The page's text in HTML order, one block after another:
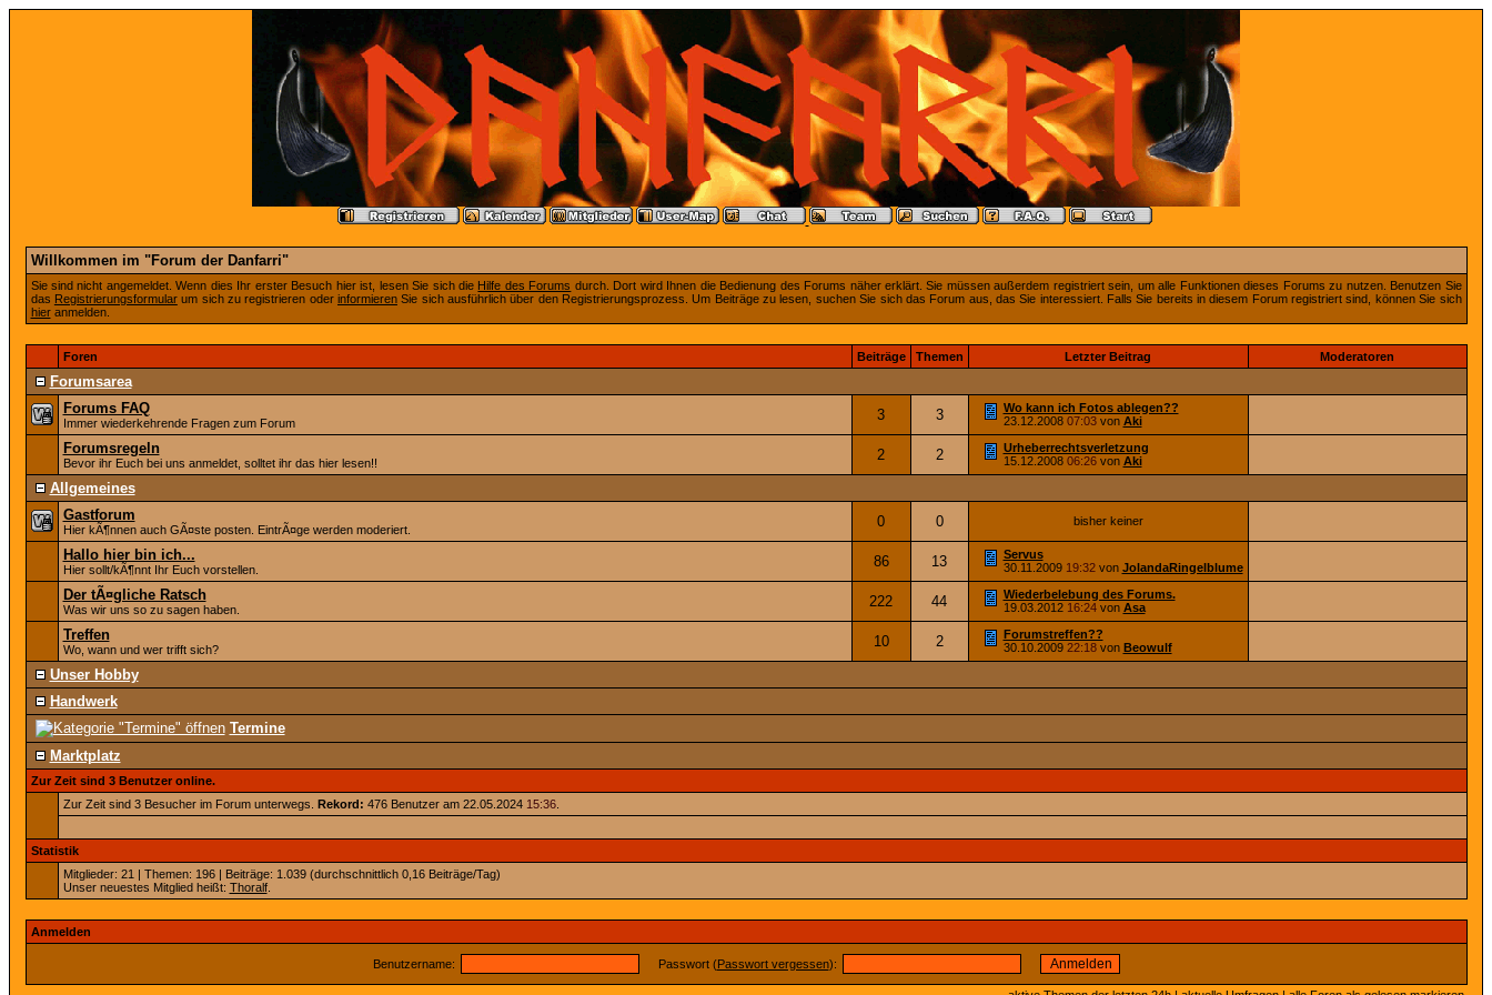
Willkommen im "Forum der Danfarri"
Sie sind nicht angemeldet. Wenn dies Ihr erster Besuch hier ist, lesen Sie sich die Hilfe des Forums durch. Dort wird Ihnen die Bedienung des Forums näher erklärt. Sie müssen außerdem registriert sein, um alle Funktionen dieses Forums zu nutzen. Benutzen Sie
das Registrierungsformularum sich zu registrieren oder informierenSie sich ausführlich über den Registrierungsprozess. Um Beiträge zu lesen, suchen Sie sich das Forum aus, das Sie interessiert. Falls Sie bereits in diesem Forum registriert sind, können Sie sich
hieranmelden.
Foren Beiträge Themen Letzter Beitrag Moderatoren
Forumsarea
Forums FAQ
Immer wiederkehrende Fragen zum Forum 3 3
Wo kann ich Fotos ablegen??
23.12.2008 07:03von Aki
Forumsregeln
Bevor ihr Euch bei uns anmeldet, solltet ihr das hier lesen!! 2 2
Urheberrechtsverletzung
15.12.2008 06:26von Aki
Allgemeines
Gastforum
Hier kÃ¶nnen auch GÃ¤ste posten. EintrÃ¤ge werden moderiert. 0 0 bisher keiner
Hallo hier bin ich...
Hier sollt/kÃ¶nnt Ihr Euch vorstellen. 86 13
Servus
30.11.2009 19:32von JolandaRingelblume
Der tÃ¤gliche Ratsch
Was wir uns so zu sagen haben. 222 44
Wiederbelebung des Forums.
19.03.2012 16:24von Asa
Treffen
Wo, wann und wer trifft sich? 10 2
Forumstreffen??
30.10.2009 22:18von Beowulf
Unser Hobby
Handwerk
Termine
Marktplatz
Zur Zeit sind 3 Benutzer online.
Zur Zeit sind 3 Besucher im Forum unterwegs. Rekord: 476 Benutzer am 22.05.2024 15:36.
Statistik
Mitglieder: 21 | Themen: 196 | Beiträge: 1.039 (durchschnittlich 0,16 Beiträge/Tag)
Unser neuestes Mitglied heißt: Thoralf.
Anmelden
Benutzername: Passwort (Passwort vergessen):